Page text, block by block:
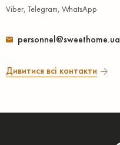
Viber, Telegram, WhatsApp
personnel@sweethome.ua
Дивитися всі контакти